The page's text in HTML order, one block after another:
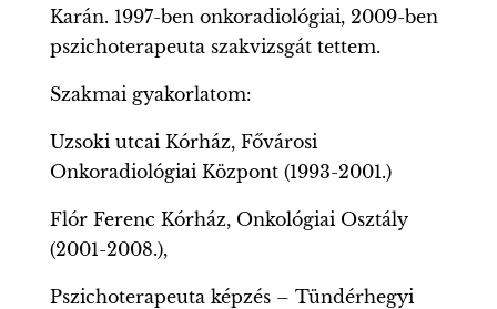
Karán. 1997-ben onkoradiológiai, 2009-ben
pszichoterapeuta szakvizsgát tettem.
Szakmai gyakorlatom:
Uzsoki utcai Kórház, Fővárosi
Onkoradiológiai Központ (1993-2001.)
Flór Ferenc Kórház, Onkológiai Osztály
(2001-2008.),
Pszichoterapeuta képzés – Tündérhegyi